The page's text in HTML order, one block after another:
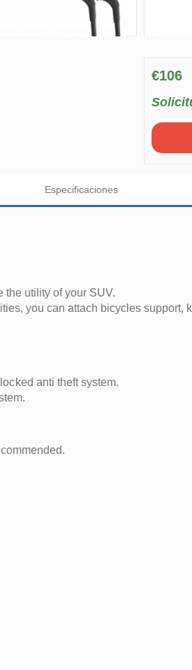
€106
Especificaciones
the utility of your SUV.
you can attach bicycles support,
anti theft system.